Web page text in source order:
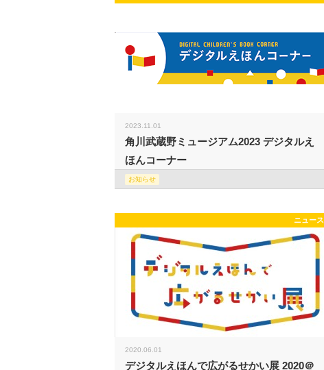
2023.11.01
角川武蔵野ミュージアム2023 デジタルえ
ほんコーナー
お知らせ
ニュース
2020.06.01
デジタルえほんで広がるせかい展 2020＠